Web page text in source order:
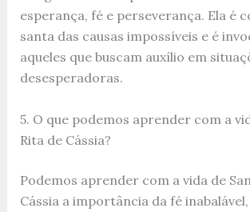
esperança, fé e perseverança. Ela é
santa das causas impossíveis e é
aqueles que buscam auxílio em
desesperadoras.
5. O que podemos aprender com a
Rita de Cássia?
Podemos aprender com a vida de
Cássia a importância da fé